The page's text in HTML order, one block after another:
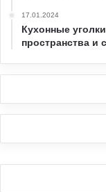
17.01.2024
Кухонные
пространства и